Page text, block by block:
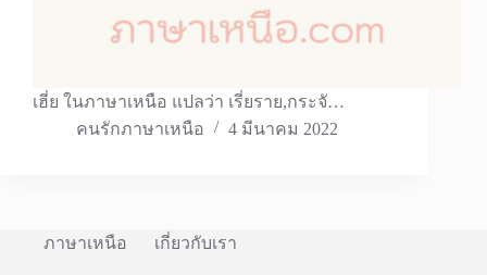
เฮี่ย ในภาษาเหนือ แปลว่า เรี่ยราย,กระจั…
คนรักภาษาเหนือ
4 มีนาคม 2022
ภาษาเหนือ เกี่ยวกับเรา